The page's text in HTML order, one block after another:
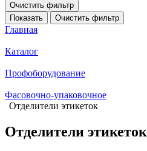
Очистить фильтр
Показать
Очистить фильтр
Главная
Каталог
Профоборудование
Фасовочно-упаковочное
Отделители этикеток
Отделители этикеток